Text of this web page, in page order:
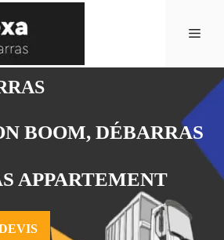
BOOM, DÉBARRAS
APPARTEMENT